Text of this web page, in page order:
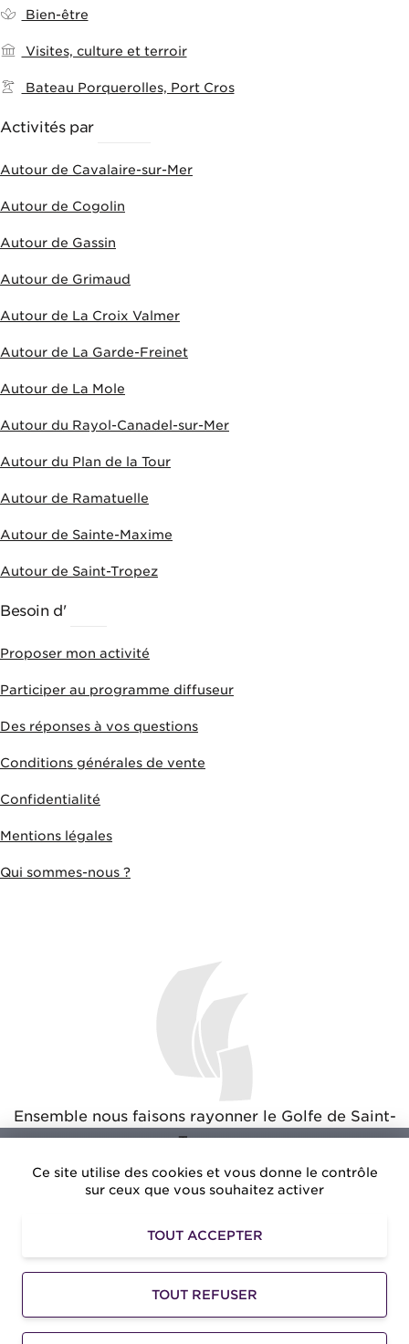
Ce site utilise des cookies et vous donne le contrôle
sur ceux que vous souhaitez activer
TOUT ACCEPTER
TOUT REFUSER
Bien-être
Visites, culture et terroir
Bateau Porquerolles, Port Cros
Activités par
Autour de Cavalaire-sur-Mer
Autour de Cogolin
Autour de Gassin
Autour de Grimaud
Autour de La Croix Valmer
Autour de La Garde-Freinet
Autour de La Mole
Autour du Rayol-Canadel-sur-Mer
Autour du Plan de la Tour
Autour de Ramatuelle
Autour de Sainte-Maxime
Autour de Saint-Tropez
Besoin d'
Proposer mon activité
Participer au programme diffuseur
Des réponses à vos questions
Conditions générales de vente
Confidentialité
Mentions légales
Qui sommes-nous ?
Ensemble nous faisons rayonner le Golfe de Saint-
Tropez
Amusezvous.net: Des avantages exclusifs pour vos
Mentions légales-Accessibilité-Gestion des